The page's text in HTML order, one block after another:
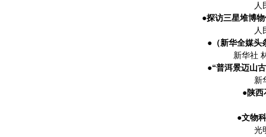
人
●探访三星堆博
人
●（新华全媒头
新华社
●“普洱景迈山
新
●陕
●文物
光